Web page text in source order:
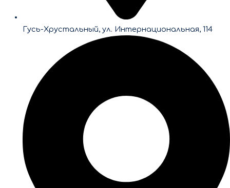
Гусь-Хрустальный, ул. Интернациональная, 114